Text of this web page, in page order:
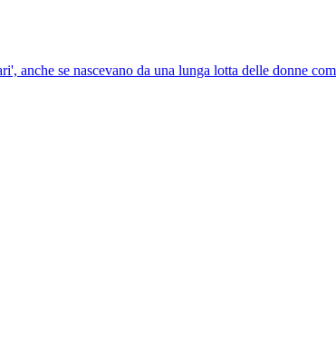
se nascevano da una lunga lotta delle donne